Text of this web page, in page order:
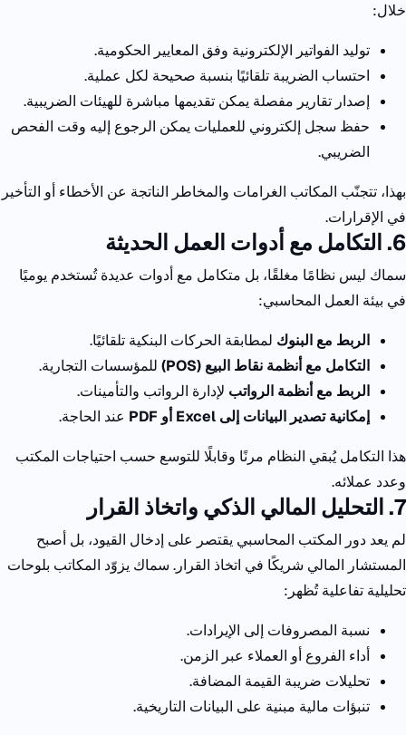
خلال:
توليد الفواتير الإلكترونية وفق المعايير الحكومية.
احتساب الضريبة تلقائيًا بنسبة صحيحة لكل عملية.
إصدار تقارير مفصلة يمكن تقديمها مباشرة للهيئات الضريبية.
حفظ سجل إلكتروني للعمليات يمكن الرجوع إليه وقت الفحص
الضريبي.
بهذا، تتجنّب المكاتب الغرامات والمخاطر الناتجة عن الأخطاء أو التأخير
في الإقرارات.
6. التكامل مع أدوات العمل الحديثة
سماك ليس نظامًا مغلقًا، بل متكامل مع أدوات عديدة تُستخدم يوميًا
في بيئة العمل المحاسبي:
الربط مع البنوك لمطابقة الحركات البنكية تلقائيًا.
التكامل مع أنظمة نقاط البيع (POS) للمؤسسات التجارية.
الربط مع أنظمة الرواتب لإدارة الرواتب والتأمينات.
إمكانية تصدير البيانات إلى Excel أو PDF عند الحاجة.
هذا التكامل يُبقي النظام مرنًا وقابلًا للتوسع حسب احتياجات المكتب
وعدد عملائه.
7. التحليل المالي الذكي واتخاذ القرار
لم يعد دور المكتب المحاسبي يقتصر على إدخال القيود، بل أصبح
المستشار المالي شريكًا في اتخاذ القرار. سماك يزوّد المكاتب بلوحات
تحليلية تفاعلية تُظهر:
نسبة المصروفات إلى الإيرادات.
أداء الفروع أو العملاء عبر الزمن.
تحليلات ضريبة القيمة المضافة.
تنبؤات مالية مبنية على البيانات التاريخية.